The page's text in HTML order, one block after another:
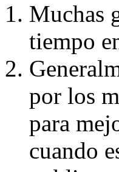
Muchas
tiempo
por los
para
cuando